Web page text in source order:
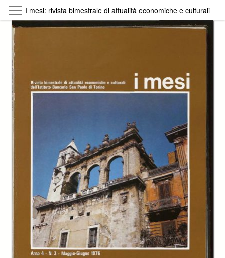
Skip to main content
Byterfly
Collections Providers Exhibitions
Search Term
I mesi: rivista bimestrale di attualità economiche e culturali